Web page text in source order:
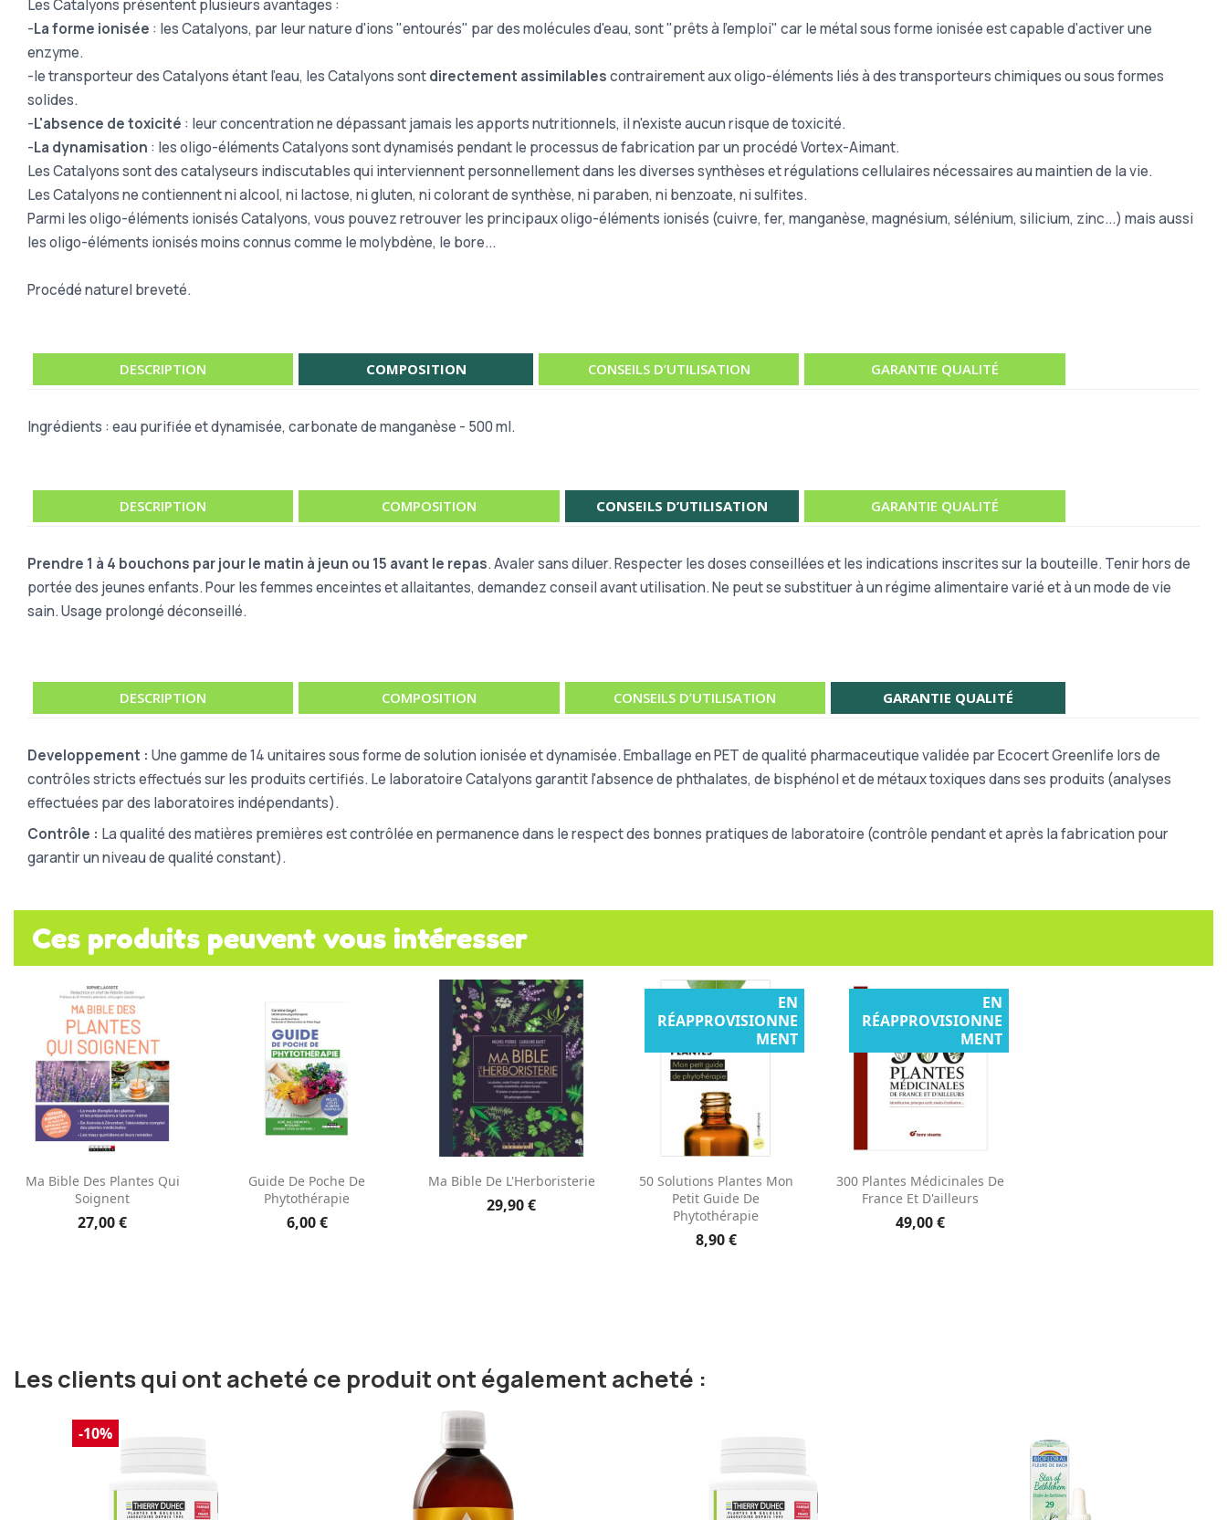
Les Catalyons présentent plusieurs avantages :
-La forme ionisée : les Catalyons, par leur nature d'ions "entourés" par des molécules d'eau, sont "prêts à l'emploi" car le métal sous forme ionisée est capable d'activer une
enzyme.
-le transporteur des Catalyons étant l'eau, les Catalyons sontdirectement assimilablescontrairement aux oligo-éléments liés à des transporteurs chimiques ou sous formes
solides.
-L'absence de toxicité : leur concentration ne dépassant jamais les apports nutritionnels, il n'existe aucun risque de toxicité.
-La dynamisation : les oligo-éléments Catalyons sont dynamisés pendant le processus de fabrication par un procédé Vortex-Aimant.
Les Catalyons sont des catalyseurs indiscutables qui interviennent personnellement dans les diverses synthèses et régulations cellulaires nécessaires au maintien de la vie.
Les Catalyons ne contiennent ni alcool, ni lactose, ni gluten, ni colorant de synthèse, ni paraben, ni benzoate, ni sulfites.
Parmi les oligo-éléments ionisés Catalyons, vous pouvez retrouver les principaux oligo-éléments ionisés (cuivre, fer, manganèse, magnésium, sélénium, silicium, zinc...) mais aussi
les oligo-éléments ionisés moins connus comme le molybdène, le bore...
Procédé naturel breveté.
DESCRIPTION COMPOSITION CONSEILS D’UTILISATION GARANTIE QUALITÉ
Ingrédients : eau purifiée et dynamisée, carbonate de manganèse - 500 ml.
DESCRIPTION COMPOSITION CONSEILS D’UTILISATION GARANTIE QUALITÉ
Prendre 1 à 4 bouchons par jour le matin à jeun ou 15 avant le repas. Avaler sans diluer. Respecter les doses conseillées et les indications inscrites sur la bouteille. Tenir hors de
portée des jeunes enfants. Pour les femmes enceintes et allaitantes, demandez conseil avant utilisation. Ne peut se substituer à un régime alimentaire varié et à un mode de vie
sain. Usage prolongé déconseillé.
DESCRIPTION COMPOSITION CONSEILS D’UTILISATION GARANTIE QUALITÉ
Developpement : Une gamme de 14 unitaires sous forme de solution ionisée et dynamisée. Emballage en PET de qualité pharmaceutique validée par Ecocert Greenlife lors de
contrôles stricts effectués sur les produits certifiés. Le laboratoire Catalyons garantit l'absence de phthalates, de bisphénol et de métaux toxiques dans ses produits (analyses
effectuées par des laboratoires indépendants).
Contrôle : La qualité des matières premières est contrôlée en permanence dans le respect des bonnes pratiques de laboratoire (contrôle pendant et après la fabrication pour
garantir un niveau de qualité constant).
Ces produits peuvent vous intéresser
Aperçu rapide
Ma Bible Des Plantes Qui
Soignent
27,00 €
Aperçu rapide
Guide De Poche De
Phytothérapie
6,00 €
Aperçu rapide
Ma Bible De L'Herboristerie
29,90 €
Aperçu rapide
50 Solutions Plantes Mon
Petit Guide De
Phytothérapie
8,90 €
EN
RÉAPPROVISIONNE
MENT
Aperçu rapide
300 Plantes Médicinales De
France Et D'ailleurs
49,00 €
EN
RÉAPPROVISIONNE
MENT
Les clients qui ont acheté ce produit ont également acheté :
-10%